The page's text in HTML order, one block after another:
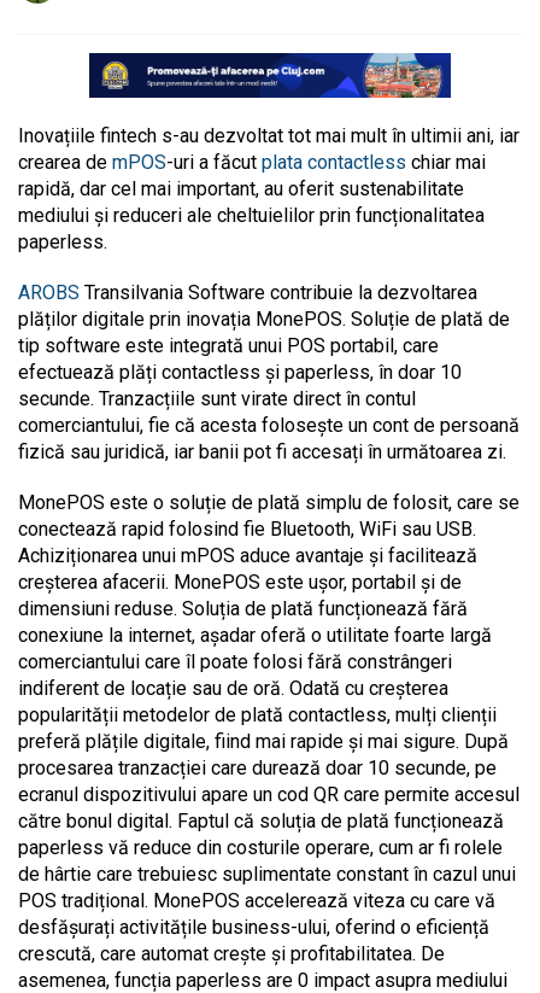
Inovațiile fintech s-au dezvoltat tot mai mult în ultimii ani, iar
crearea de mPOS-uri a făcut plata contactless chiar mai
rapidă, dar cel mai important, au oferit sustenabilitate
mediului și reduceri ale cheltuielilor prin funcționalitatea
paperless.
AROBS Transilvania Software contribuie la dezvoltarea
plăților digitale prin inovația MonePOS. Soluție de plată de
tip software este integrată unui POS portabil, care
efectuează plăți contactless și paperless, în doar 10
secunde. Tranzacțiile sunt virate direct în contul
comerciantului, fie că acesta folosește un cont de persoană
fizică sau juridică, iar banii pot fi accesați în următoarea zi.
MonePOS este o soluție de plată simplu de folosit, care se
conectează rapid folosind fie Bluetooth, WiFi sau USB.
Achiziționarea unui mPOS aduce avantaje și facilitează
creșterea afacerii. MonePOS este ușor, portabil și de
dimensiuni reduse. Soluția de plată funcționează fără
conexiune la internet, așadar oferă o utilitate foarte largă
comerciantului care îl poate folosi fără constrângeri
indiferent de locație sau de oră. Odată cu creșterea
popularității metodelor de plată contactless, mulți clienții
preferă plățile digitale, fiind mai rapide și mai sigure. După
procesarea tranzacției care durează doar 10 secunde, pe
ecranul dispozitivului apare un cod QR care permite accesul
către bonul digital. Faptul că soluția de plată funcționează
paperless vă reduce din costurile operare, cum ar fi rolele
de hârtie care trebuiesc suplimentate constant în cazul unui
POS tradițional. MonePOS accelerează viteza cu care vă
desfășurați activitățile business-ului, oferind o eficiență
crescută, care automat crește și profitabilitatea. De
asemenea, funcția paperless are 0 impact asupra mediului